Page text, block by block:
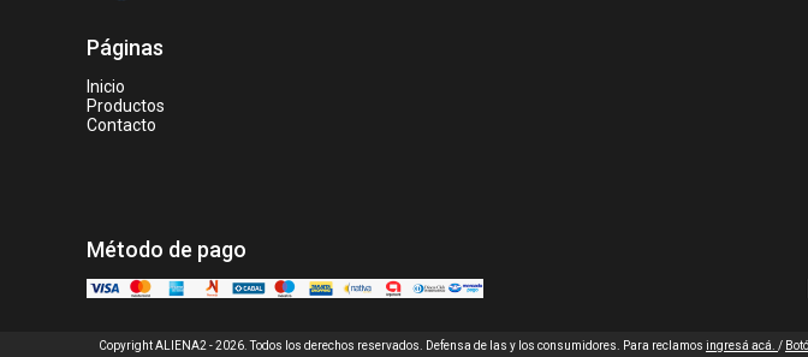
Páginas
Inicio
Productos
Contacto
Método de pago
Copyright ALIENA2 - 2026. Todos los derechos reservados. Defensa de las y los consumidores. Para reclamos ingresá acá. /